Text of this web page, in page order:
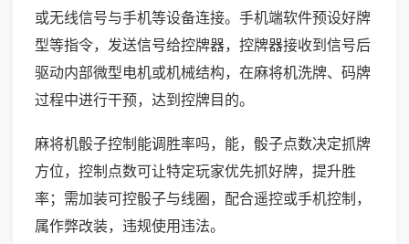
或无线信号与手机等设备连接。手机端软件预设好牌
型等指令，发送信号给控牌器，控牌器接收到信号后
驱动内部微型电机或机械结构，在麻将机洗牌、码牌
过程中进行干预，达到控牌目的。
麻将机骰子控制能调胜率吗，能，骰子点数决定抓牌
方位，控制点数可让特定玩家优先抓好牌，提升胜
率；需加装可控骰子与线圈，配合遥控或手机控制，
属作弊改装，违规使用违法。